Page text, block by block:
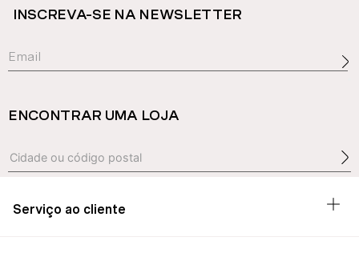
INSCREVA-SE NA NEWSLETTER
ENCONTRAR UMA LOJA
Serviço ao cliente